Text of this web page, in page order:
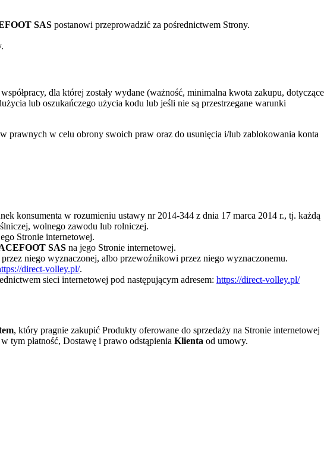
SAS postanowi przeprowadzić za pośrednictwem Strony.
dla której zostały wydane (ważność, minimalna kwota zakupu, dotyczące
lub oszukańczego użycia kodu lub jeśli nie są przestrzegane warunki
prawnych w celu obrony swoich praw oraz do usunięcia i/lub zablokowania konta
konsumenta w rozumieniu ustawy nr 2014-344 z dnia 17 marca 2014 r., tj. każdą
wolnego zawodu lub rolniczej.
Stronie internetowej.
SAS na jego Stronie internetowej.
przez niego wyznaczonej, albo przewoźnikowi przez niego wyznaczonemu.
direct-volley.pl/.
sieci internetowej pod następującym adresem: https://direct-volley.pl/
, który pragnie zakupić Produkty oferowane do sprzedaży na Stronie internetowej
tym płatność, Dostawę i prawo odstąpienia Klienta od umowy.